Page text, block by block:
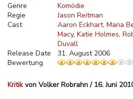
Genre
Komödie
Regie
Jason Reitman
Cast
Aaron Eckhart Maria
Macy Katie Holmes
Duvall
Release Date
31. August 2006
Bewertung
Kritikvon Volker Robrahn / 16. Juni